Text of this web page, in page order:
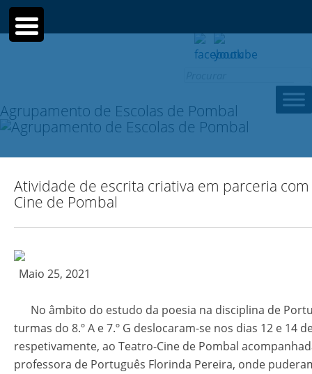
Agrupamento de Escolas de Pombal
Atividade de escrita criativa em parceria
Cine de Pombal
Maio 25, 2021
No âmbito do estudo da poesia na disciplina de
turmas do 8.º A e 7.º G deslocaram-se nos dias 12 e 14
respetivamente, ao Teatro-Cine de Pombal
professora de Português Florinda Pereira, onde